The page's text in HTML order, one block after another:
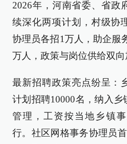
2026年，河南省委、省政
续深化两项计划，村级协
协理员各招1万人，助企服
万人，政策与岗位供给双向
最新招聘政策亮点纷呈：
计划招聘10000名，纳入
管理，工资按当地乡镇
行。社区网格事务协理员